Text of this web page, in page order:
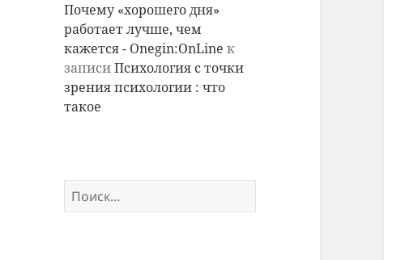
Почему «хорошего дня»
работает лучше, чем
кажется - Onegin:OnLine к
записиПсихология с точки
зрения психологии : что
такое
Найти: